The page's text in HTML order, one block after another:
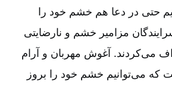
حتی در دعا هم خشم خود را
مزامیر خشم و نارضایتی
می‌کردند. آغوش مهربان و آرام
که می‌توانیم خشم خود را بروز